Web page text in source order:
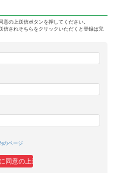
の上送信ボタンを押してください。
信されそちらをクリックいただくと登録は完
のページ